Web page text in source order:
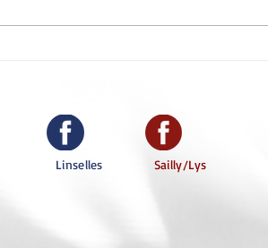
Rentrée 2023-2024 : Portes
Linselles Sailly/Lys